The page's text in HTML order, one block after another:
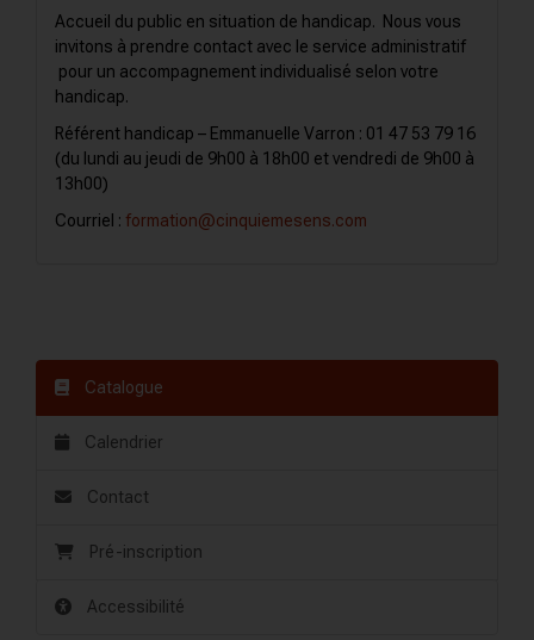
Accueil du public en situation de handicap. Nous vous
invitons à prendre contact avec le service administratif
pour un accompagnement individualisé selon votre
handicap.
Référent handicap – Emmanuelle Varron : 01 47 53 79 16
(du lundi au jeudi de 9h00 à 18h00 et vendredi de 9h00 à
13h00)
Courriel : formation@cinquiemesens.com
Catalogue
Calendrier
Contact
Pré-inscription
Accessibilité